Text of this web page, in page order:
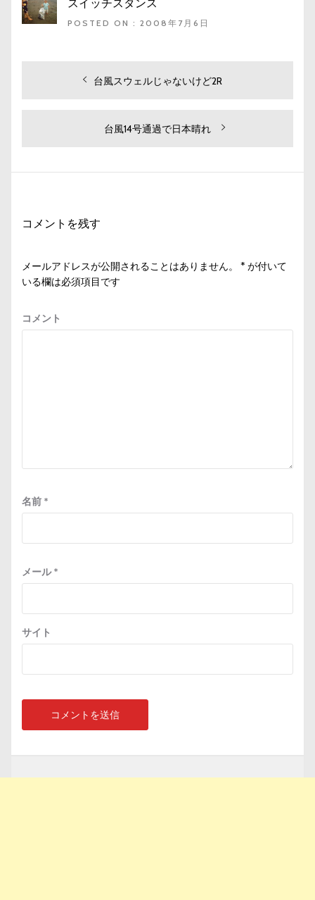
POSTED ON : 2008年7月6日
ョ
過
台風スウェルじゃないけど2R
次
稿:
台風14号通過で日本晴れ
コメントを残す
メールアドレスが公開されることはありません。 * が付いて
いる欄は必須項目です
コメント
名前 *
メール*
サイト